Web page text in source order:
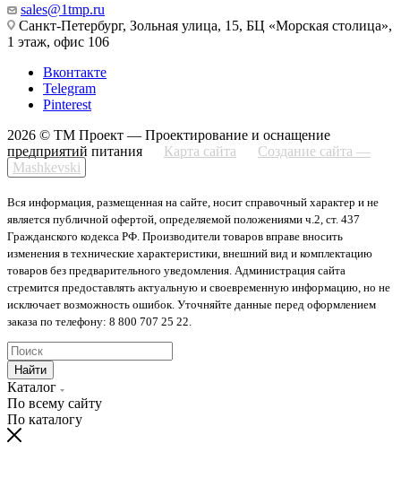
sales@1tmp.ru
Санкт-Петербург, Зольная улица, 15, БЦ «Морская столица»,
1 этаж, офис 106
Вконтакте
Telegram
Pinterest
2026 © ТМ Проект — Проектирование и оснащение
предприятий питания
Карта сайта
Создание сайта —
Mashkevski
Вся информация, размещенная на сайте, носит справочный характер и не
является публичной офертой, определяемой положениями ч.2, ст. 437
Гражданского кодекса РФ. Производители товаров вправе вносить
изменения в технические характеристики, внешний вид и комплектацию
товаров без предварительного уведомления. Администрация сайта
стремится предоставлять актуальную и своевременную информацию, но не
исключает возможность ошибок. Уточняйте данные перед оформлением
заказа по телефону: 8 800 707 25 22.
Найти
Каталог
По всему сайту
По каталогу